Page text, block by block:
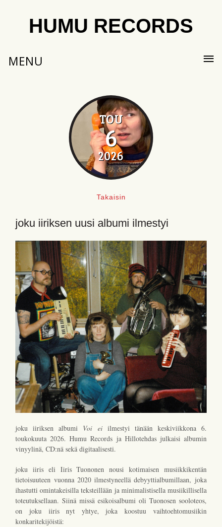
HUMU RECORDS
MENU
TOU
6
2026
Takaisin
joku iiriksen uusi albumi ilmestyi
joku iiriksen albumi Voi eiilmestyi tänään keskiviikkona 6.
toukokuuta 2026. Humu Records ja Hillotehdas julkaisi albumin
vinyylinä, CD:nä sekä digitaalisesti.
joku iiris eli Iiris Tuononen nousi kotimaisen musiikkikentän
tietoisuuteen vuonna 2020 ilmestyneellä debyyttialbumillaan, joka
ihastutti omintakeisilla teksteillään ja minimalistisella musiikillisella
toteutuksellaan. Siinä missä esikoisalbumi oli Tuonosen sooloteos,
on joku iiris nyt yhtye, joka koostuu vaihtoehtomusiikin
konkaritekijöistä: